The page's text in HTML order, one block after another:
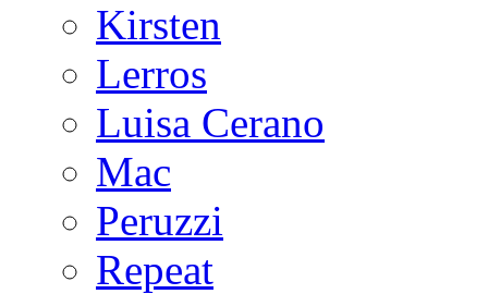
Kirsten
Lerros
Luisa Cerano
Mac
Peruzzi
Repeat